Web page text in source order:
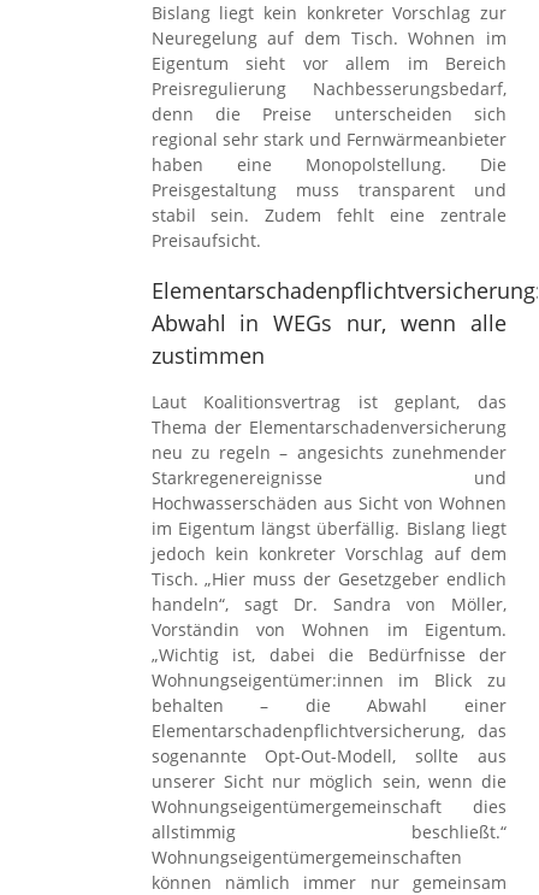
Bislang liegt kein konkreter Vorschlag zur
Neuregelung auf dem Tisch. Wohnen im
Eigentum sieht vor allem im Bereich
Preisregulierung Nachbesserungsbedarf,
denn die Preise unterscheiden sich
regional sehr stark und Fernwärmeanbieter
haben eine Monopolstellung. Die
Preisgestaltung muss transparent und
stabil sein. Zudem fehlt eine zentrale
Preisaufsicht.
Abwahl in WEGs nur, wenn alle
zustimmen
Laut Koalitionsvertrag ist geplant, das
Thema der Elementarschadenversicherung
neu zu regeln – angesichts zunehmender
Starkregenereignisse und
Hochwasserschäden aus Sicht von Wohnen
im Eigentum längst überfällig. Bislang liegt
jedoch kein konkreter Vorschlag auf dem
Tisch. „Hier muss der Gesetzgeber endlich
handeln“, sagt Dr. Sandra von Möller,
Vorständin von Wohnen im Eigentum.
„Wichtig ist, dabei die Bedürfnisse der
Wohnungseigentümer:innen im Blick zu
behalten – die Abwahl einer
Elementarschadenpflichtversicherung, das
sogenannte Opt-Out-Modell, sollte aus
unserer Sicht nur möglich sein, wenn die
Wohnungseigentümergemeinschaft dies
allstimmig beschließt.“
Wohnungseigentümergemeinschaften
können nämlich immer nur gemeinsam